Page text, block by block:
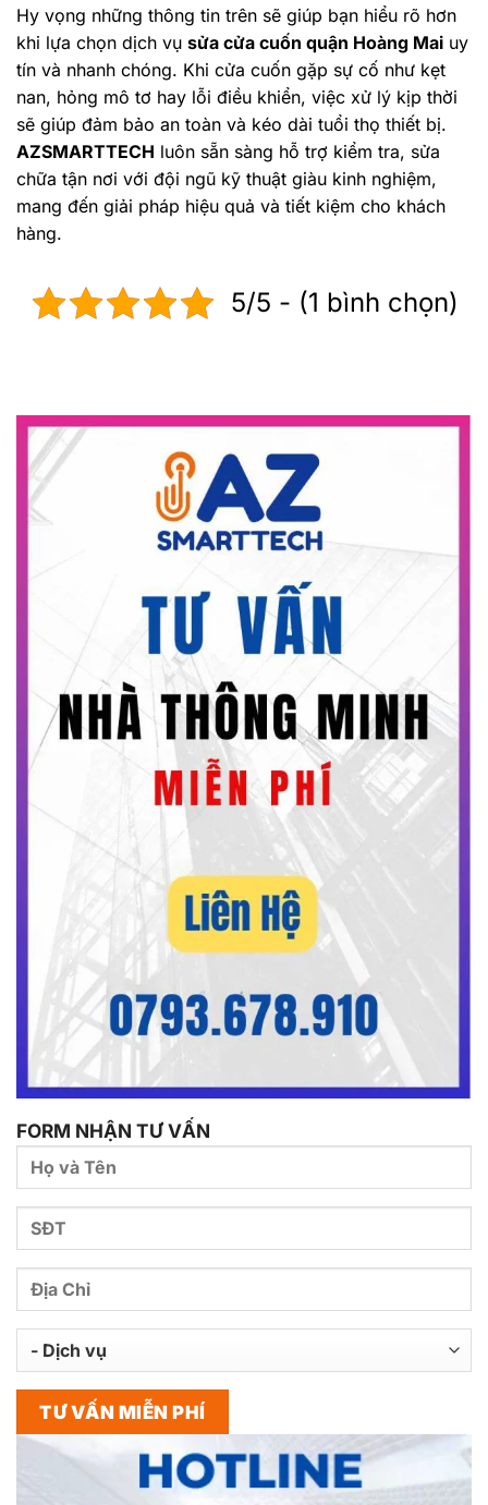
Hy vọng những thông tin trên sẽ giúp bạn hiểu rõ hơn
khi lựa chọn dịch vụ sửa cửa cuốn quận Hoàng Mai uy
tín và nhanh chóng. Khi cửa cuốn gặp sự cố như kẹt
nan, hỏng mô tơ hay lỗi điều khiển, việc xử lý kịp thời
sẽ giúp đảm bảo an toàn và kéo dài tuổi thọ thiết bị.
AZSMARTTECH luôn sẵn sàng hỗ trợ kiểm tra, sửa
chữa tận nơi với đội ngũ kỹ thuật giàu kinh nghiệm,
mang đến giải pháp hiệu quả và tiết kiệm cho khách
hàng.
5/5 - (1 bình chọn)
FORM NHẬN TƯ VẤN